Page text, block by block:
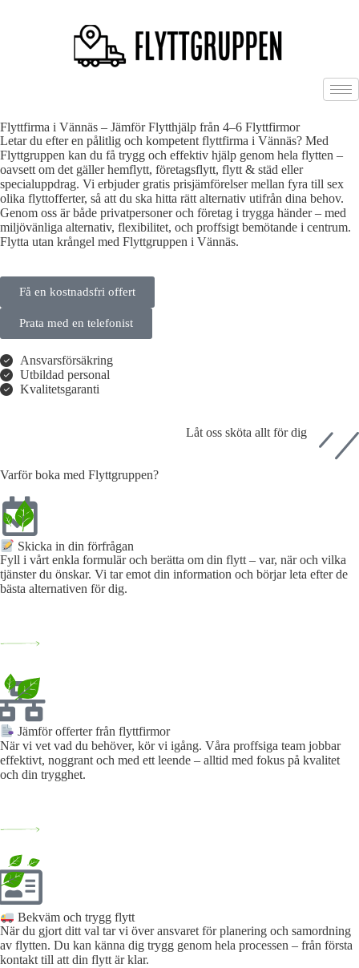
Flyttfirma i Vännäs – Jämför Flytthjälp från 4–6 Flyttfirmor
Letar du efter en pålitlig och kompetent flyttfirma i Vännäs? Med
Flyttgruppen kan du få trygg och effektiv hjälp genom hela flytten –
oavsett om det gäller hemflytt, företagsflytt, flytt & städ eller
specialuppdrag. Vi erbjuder gratis prisjämförelser mellan fyra till sex
olika flyttofferter, så att du ska hitta rätt alternativ utifrån dina behov.
Genom oss är både privatpersoner och företag i trygga händer – med
miljövänliga alternativ, flexibilitet, och proffsigt bemötande i centrum.
Flytta utan krångel med Flyttgruppen i Vännäs.
Få en kostnadsfri offert
Prata med en telefonist
Ansvarsförsäkring
Utbildad personal
Kvalitetsgaranti
Låt oss sköta allt för dig
Varför boka med Flyttgruppen?
Skicka in din förfrågan
Fyll i vårt enkla formulär och berätta om din flytt – var, när och vilka
tjänster du önskar. Vi tar emot din information och börjar leta efter de
bästa alternativen för dig.
Jämför offerter från flyttfirmor
När vi vet vad du behöver, kör vi igång. Våra proffsiga team jobbar
effektivt, noggrant och med ett leende – alltid med fokus på kvalitet
och din trygghet.
Bekväm och trygg flytt
När du gjort ditt val tar vi över ansvaret för planering och samordning
av flytten. Du kan känna dig trygg genom hela processen – från första
kontakt till att din flytt är klar.